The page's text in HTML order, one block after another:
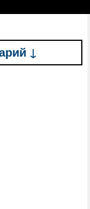
↓